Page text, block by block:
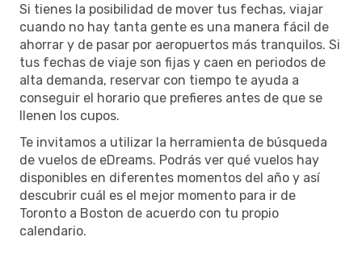
Si tienes la posibilidad de mover tus fechas, viajar
cuando no hay tanta gente es una manera fácil de
ahorrar y de pasar por aeropuertos más tranquilos. Si
tus fechas de viaje son fijas y caen en periodos de
alta demanda, reservar con tiempo te ayuda a
conseguir el horario que prefieres antes de que se
llenen los cupos.
Te invitamos a utilizar la herramienta de búsqueda
de vuelos de eDreams. Podrás ver qué vuelos hay
disponibles en diferentes momentos del año y así
descubrir cuál es el mejor momento para ir de
Toronto a Boston de acuerdo con tu propio
calendario.